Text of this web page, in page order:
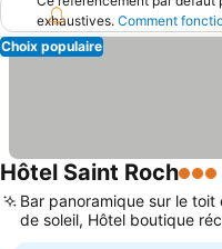
exhaustives. Comment
Choix populaire
Hôtel Saint Roch3
Bar panoramique sur le toit
de soleil, Hôtel boutique
rénové